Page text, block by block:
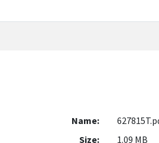
Name:
Size:
1.09 MB